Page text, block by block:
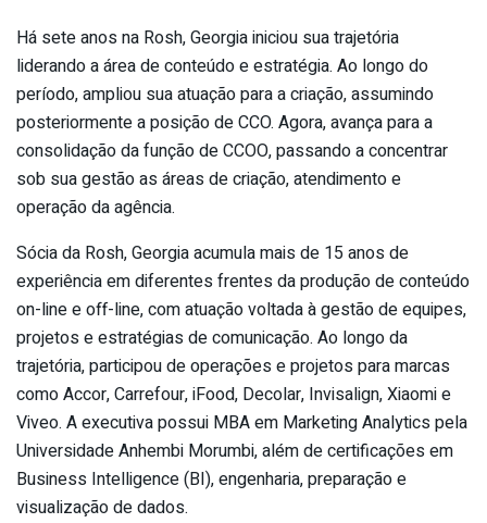
Há sete anos na Rosh, Georgia iniciou sua trajetória
liderando a área de conteúdo e estratégia. Ao longo do
período, ampliou sua atuação para a criação, assumindo
posteriormente a posição de CCO. Agora, avança para a
consolidação da função de CCOO, passando a concentrar
sob sua gestão as áreas de criação, atendimento e
operação da agência.
Sócia da Rosh, Georgia acumula mais de 15 anos de
experiência em diferentes frentes da produção de conteúdo
on-line e off-line, com atuação voltada à gestão de equipes,
projetos e estratégias de comunicação. Ao longo da
trajetória, participou de operações e projetos para marcas
como Accor, Carrefour, iFood, Decolar, Invisalign, Xiaomi e
Viveo. A executiva possui MBA em Marketing Analytics pela
Universidade Anhembi Morumbi, além de certificações em
Business Intelligence (BI), engenharia, preparação e
visualização de dados.